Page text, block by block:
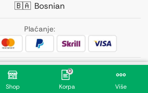
Dodaj U Korpu
Shop
0
Korpa Više
🇧🇦 Bosnian
Plaćanje: